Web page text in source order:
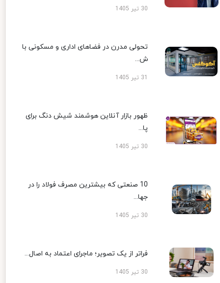
30 تیر 1405
تحولی مدرن در فضاهای اداری و مسکونی با
ش...
ظهور بازار آنلاین هوشمند شیش دنگ برای
پا...
30 تیر 1405
10 صنعتی که بیشترین مصرف فولاد را در
جها...
30 تیر 1405
فراتر از یک تصویر؛ ماجرای اعتماد به اصال...
30 تیر 1405